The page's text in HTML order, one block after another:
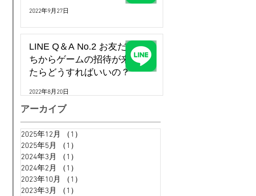
2022年9月27日
LINE Q＆A No.2 お友だ
ちからゲームの招待が来
たらどうすればいいの？
2022年8月20日
アーカイブ
2025年12月 （1）
2025年5月
（1）
2024年3月
（1）
2024年2月
（1）
2023年10月
（1）
2023年3月
（1）